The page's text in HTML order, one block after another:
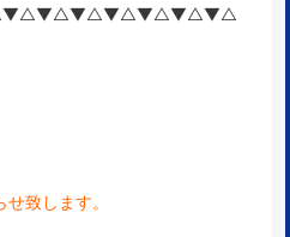
致します。